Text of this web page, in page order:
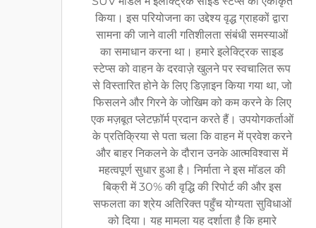
किया। इस परियोजना का उद्देश्य वृद्ध ग्राहकों द्वारा
सामना की जाने वाली गतिशीलता संबंधी समस्याओं
का समाधान करना था। हमारे इलेक्ट्रिक साइड
स्टेप्स को वाहन के दरवाज़े खुलने पर स्वचालित रूप
से विस्तारित होने के लिए डिज़ाइन किया गया था, जो
फिसलने और गिरने के जोखिम को कम करने के लिए
एक मज़बूत प्लेटफ़ॉर्म प्रदान करते हैं। उपयोगकर्ताओं
के प्रतिक्रिया से पता चला कि वाहन में प्रवेश करने
और बाहर निकलने के दौरान उनके आत्मविश्वास में
महत्वपूर्ण सुधार हुआ है। निर्माता ने इस मॉडल की
बिक्री में 30% की वृद्धि की रिपोर्ट की और इस
सफलता का श्रेय अतिरिक्त पहुँच योग्यता सुविधाओं
को दिया। यह मामला यह दर्शाता है कि हमारे